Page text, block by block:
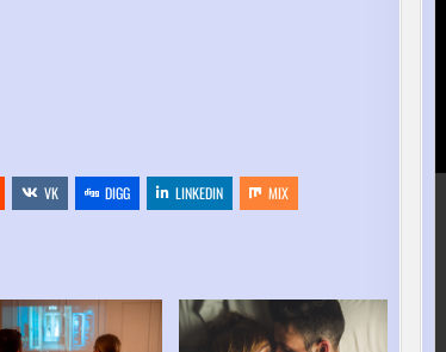
VK DIGG LINKEDIN MIX